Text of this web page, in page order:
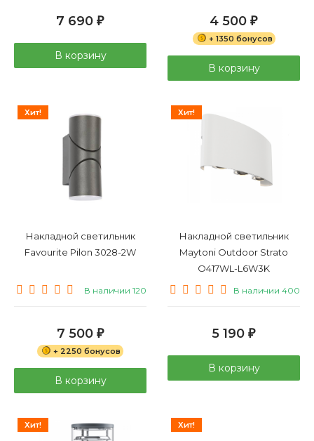
7 690 ₽
В корзину
4 500 ₽
+ 1350 бонусов
В корзину
Хит!
Накладной светильник
Favourite Pilon 3028-2W
В наличии 120
7 500 ₽
+ 2250 бонусов
В корзину
Хит!
Накладной светильник
Maytoni Outdoor Strato
O417WL-L6W3K
В наличии 400
5 190 ₽
В корзину
Хит! Хит!